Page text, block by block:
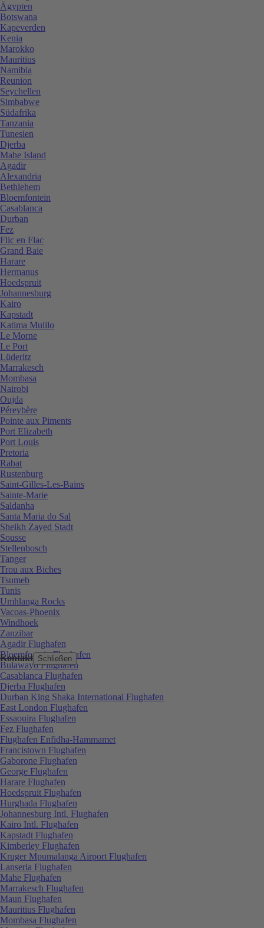
Kontakt Schließen
Ägypten
Botswana
Kapeverden
Kenia
Marokko
Mauritius
Namibia
Reunion
Seychellen
Simbabwe
Südafrika
Tanzania
Tunesien
Djerba
Mahe Island
Agadir
Alexandria
Bethlehem
Bloemfontein
Casablanca
Durban
Fez
Flic en Flac
Grand Baie
Harare
Hermanus
Hoedspruit
Johannesburg
Kairo
Kapstadt
Katima Mulilo
Le Morne
Le Port
Lüderitz
Marrakesch
Mombasa
Nairobi
Oujda
Péreybère
Pointe aux Piments
Port Elizabeth
Port Louis
Pretoria
Rabat
Rustenburg
Saint-Gilles-Les-Bains
Sainte-Marie
Saldanha
Santa Maria do Sal
Sheikh Zayed Stadt
Sousse
Stellenbosch
Tanger
Trou aux Biches
Tsumeb
Tunis
Umhlanga Rocks
Vacoas-Phoenix
Windhoek
Zanzibar
Agadir Flughafen
Bloemfontein Flughafen
Bulawayo Flughafen
Casablanca Flughafen
Djerba Flughafen
Durban King Shaka International Flughafen
East London Flughafen
Essaouira Flughafen
Fez Flughafen
Flughafen Enfidha-Hammamet
Francistown Flughafen
Gaborone Flughafen
George Flughafen
Harare Flughafen
Hoedspruit Flughafen
Hurghada Flughafen
Johannesburg Intl. Flughafen
Kairo Intl. Flughafen
Kapstadt Flughafen
Kimberley Flughafen
Kruger Mpumalanga Airport Flughafen
Lanseria Flughafen
Mahe Flughafen
Marrakesch Flughafen
Maun Flughafen
Mauritius Flughafen
Mombasa Flughafen